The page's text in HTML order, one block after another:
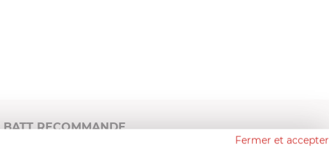
BATT RECOMMANDE
Fermer et accepter